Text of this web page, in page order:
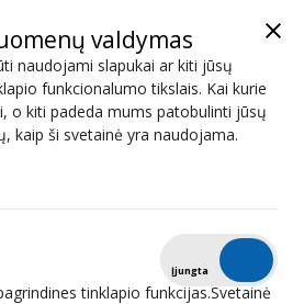
valdymas
naudojami slapukai ar kiti jūsų
funkcionalumo tikslais. Kai kurie
o kiti padeda mums patobulinti jūsų
kaip ši svetainė yra naudojama.
Tikrinti
Įjungta
tinklapio funkcijas.Svetainė
komisija šiuo metu nevykdo
pagal darbo sutartį, pareigas.